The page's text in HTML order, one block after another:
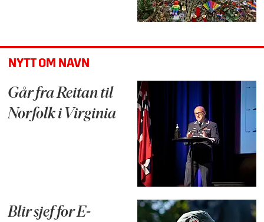
NYTT OM NAVN
Går fra Reitan til
Norfolk i Virginia
Blir sjef for E-